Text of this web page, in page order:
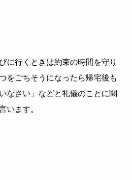
に行くときは約束の時間を守り
をごちそうになったら帰宅後も
なさい」などと礼儀のことに関
います。